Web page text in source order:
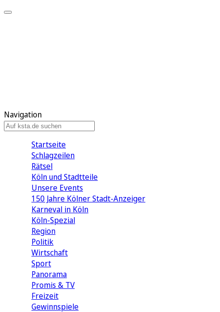
Navigation
Startseite
Schlagzeilen
Rätsel
Köln und Stadtteile
Unsere Events
150 Jahre Kölner Stadt-Anzeiger
Karneval in Köln
Köln-Spezial
Region
Politik
Wirtschaft
Sport
Panorama
Promis & TV
Freizeit
Gewinnspiele